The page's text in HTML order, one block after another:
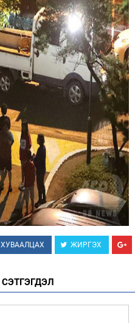
ХУВААЛЦАХ ЖИРГЭХ
СЭТГЭГДЭЛ